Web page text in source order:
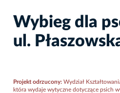
Wybieg dla
ul.
Projekt odrzucony: Wydział
która wydaje wytyczne dotyczące psich